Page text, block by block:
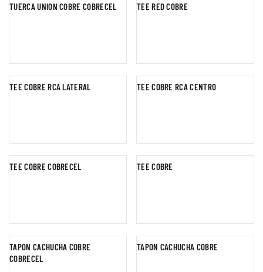
TUERCA UNION COBRE COBRECEL TEE RED COBRE
TEE COBRE RCA LATERAL TEE COBRE RCA CENTRO
TEE COBRE COBRECEL TEE COBRE
TAPON CACHUCHA COBRE
COBRECEL
TAPON CACHUCHA COBRE